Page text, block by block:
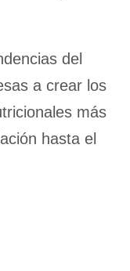
del
a crear los
más
hasta el